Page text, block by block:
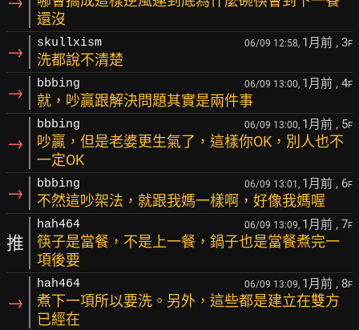
還沒
→ skullxism 06/09 12:58, 1月前 , 3F
洗都說不清楚
→ bbbing 06/09 13:00, 1月前 , 4F
就，吵贏跟解決問題其實是兩件事
→
bbbing 06/09 13:00, 1月前 , 5F
吵贏，但是老婆更生氣了，這樣你OK，別人也不
一定OK
→ bbbing 06/09 13:01, 1月前 , 6F
不然這吵架法，就跟我媽一樣啊，好像我媽喔
推
hah464 06/09 13:09, 1月前 , 7F
筷子是當餐，不是上一餐，鍋子也是當餐煮完一
項後要
→
hah464 06/09 13:09, 1月前 , 8F
煮下一項所以要洗。另外，這些都是建立在雙方
已經在